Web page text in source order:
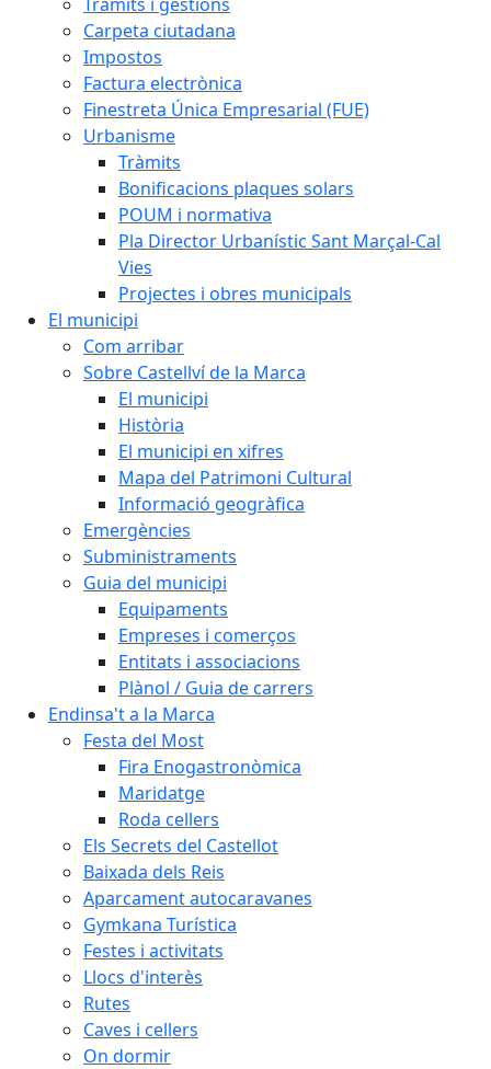
Carpeta ciutadana
Impostos
Factura electrònica
Finestreta Única Empresarial (FUE)
Urbanisme
Tràmits
Bonificacions plaques solars
POUM i normativa
Pla Director Urbanístic Sant Marçal-Cal
Vies
Projectes i obres municipals
El municipi
Com arribar
Sobre Castellví de la Marca
El municipi
Història
El municipi en xifres
Mapa del Patrimoni Cultural
Informació geogràfica
Emergències
Subministraments
Guia del municipi
Equipaments
Empreses i comerços
Entitats i associacions
Plànol / Guia de carrers
Endinsa't a la Marca
Festa del Most
Fira Enogastronòmica
Maridatge
Roda cellers
Els Secrets del Castellot
Baixada dels Reis
Aparcament autocaravanes
Gymkana Turística
Festes i activitats
Llocs d'interès
Rutes
Caves i cellers
On dormir